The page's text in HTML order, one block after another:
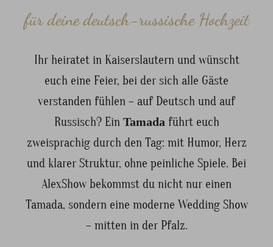
für deine deutsch-russische Hochzeit
Ihr heiratet in Kaiserslautern und wünscht
euch eine Feier, bei der sich alle Gäste
verstanden fühlen – auf Deutsch und auf
Russisch? Ein Tamadaführt euch
zweisprachig durch den Tag: mit Humor, Herz
und klarer Struktur, ohne peinliche Spiele. Bei
AlexShow bekommst du nicht nur einen
Tamada, sondern eine moderne Wedding Show
– mitten in der Pfalz.